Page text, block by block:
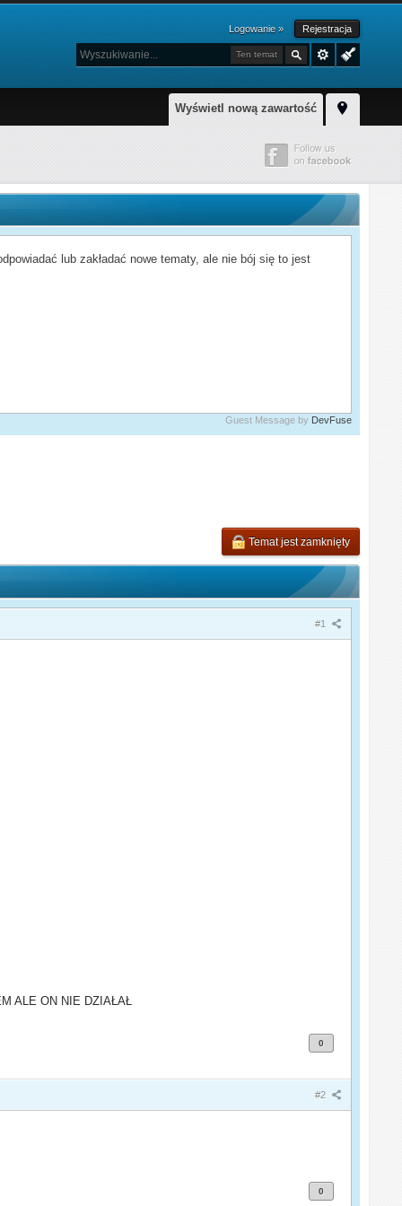
Logowanie » Rejestracja
Ten temat
Wyświetl nową zawartość
lub zakładać nowe tematy, ale nie bój się to jest
Guest Message by DevFuse
Temat jest zamknięty
#1
ALE ON NIE DZIAŁAŁ
0
#2
0